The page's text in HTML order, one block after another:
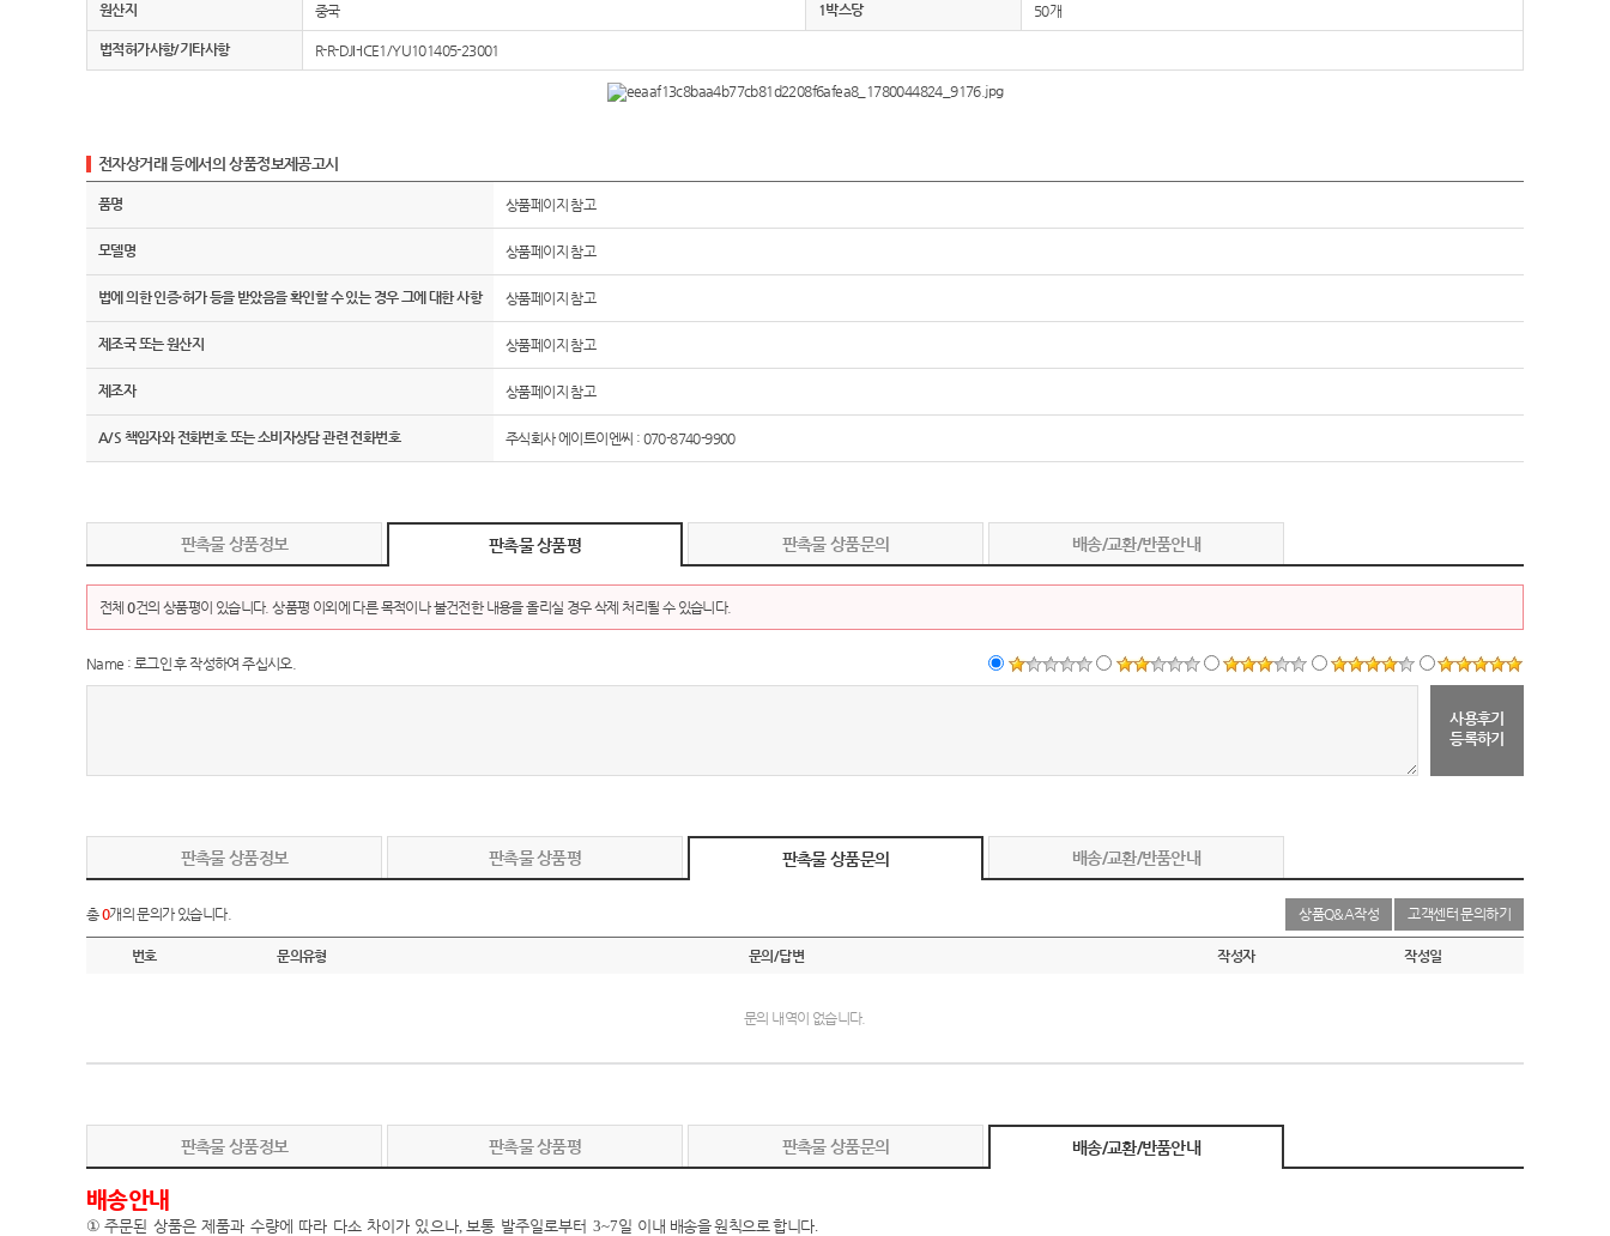
원산지 중국 1박스당 50개
법적허가사항/기타사항 R-R-DJI-ICE1/YU101405-23001
전자상거래 등에서의 상품정보제공고시
품명 상품페이지 참고
모델명 상품페이지 참고
법에 의한 인증·허가 등을 받았음을 확인할 수 있는 경우 그에 대한 사항 상품페이지 참고
제조국 또는 원산지 상품페이지 참고
제조자 상품페이지 참고
A/S 책임자와 전화번호 또는 소비자상담 관련 전화번호 주식회사 에이트이엔씨 : 070-8740-9900
판촉물 상품정보 판촉물 상품평 판촉물 상품문의 배송/교환/반품안내
전체0건의 상품평이 있습니다. 상품평 이외에 다른 목적이나 불건전한 내용을 올리실 경우 삭제 처리될 수 있습니다.
Name : 로그인 후 작성하여 주십시오.
사용후기
등록하기
판촉물 상품정보 판촉물 상품평 판촉물 상품문의 배송/교환/반품안내
총0개의 문의가 있습니다. 상품Q&A작성 고객센터 문의하기
번호 문의유형 문의/답변 작성자 작성일
문의 내역이 없습니다.
판촉물 상품정보 판촉물 상품평 판촉물 상품문의 배송/교환/반품안내
배송안내
① 주문된 상품은 제품과 수량에 따라 다소 차이가 있으나,보통 발주일로부터 3~7일 이내 배송을 원칙으로 합니다.